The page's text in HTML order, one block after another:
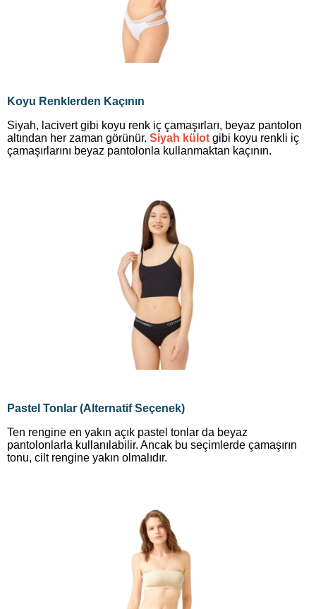
Koyu Renklerden Kaçının
Siyah, lacivert gibi koyu renk iç çamaşırları, beyaz pantolon
altından her zaman görünür. Siyah külot gibi koyu renkli iç
çamaşırlarını beyaz pantolonla kullanmaktan kaçının.
Pastel Tonlar (Alternatif Seçenek)
Ten rengine en yakın açık pastel tonlar da beyaz
pantolonlarla kullanılabilir. Ancak bu seçimlerde çamaşırın
tonu, cilt rengine yakın olmalıdır.